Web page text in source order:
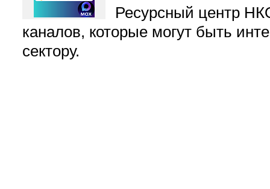
Ресурсный центр
каналов, которые могут быть
сектору.